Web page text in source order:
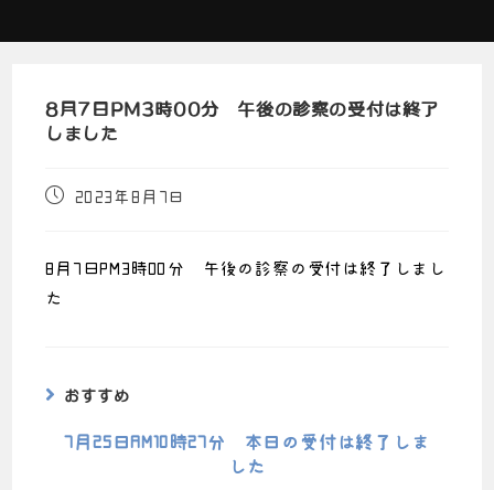
8月7日PM3時00分 午後の診察の受付は終了
しました
2023年8月7日
8月7日PM3時00分 午後の診察の受付は終了しまし
た
おすすめ
7月25日AM10時27分 本日の受付は終了しま
した